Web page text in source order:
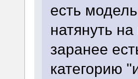
есть
натянуть
заранее
категорию